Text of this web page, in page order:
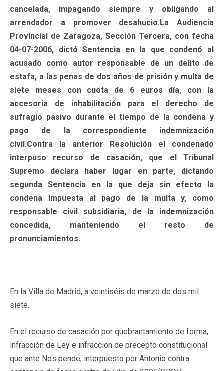
cancelada, impagando siempre y obligando al
arrendador a promover desahucio.La Audiencia
Provincial de Zaragoza, Sección Tercera, con fecha
04-07-2006, dictó Sentencia en la que condenó al
acusado como autor responsable de un delito de
estafa, a las penas de dos años de prisión y multa de
siete meses con cuota de 6 euros día, con la
accesoria de inhabilitación para el derecho de
sufragio pasivo durante el tiempo de la condena y
pago de la correspondiente indemnización
civil.Contra la anterior Resolución el condenado
interpuso recurso de casación, que el Tribunal
Supremo declara haber lugar en parte, dictando
segunda Sentencia en la que deja sin efecto la
condena impuesta al pago de la multa y, como
responsable civil subsidiaria, de la indemnización
concedida, manteniendo el resto de
pronunciamientos.
En la Villa de Madrid, a veintiséis de marzo de dos mil
siete.
En el recurso de casación por quebrantamiento de forma,
infracción de Ley e infracción de precepto constitucional
que ante Nos pende, interpuesto por Antonio contra